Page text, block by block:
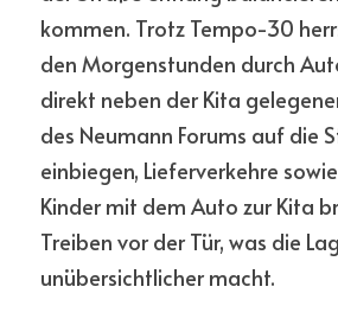
kommen. Trotz Tempo-30
den Morgenstunden durch
direkt neben der Kita
des Neumann Forums auf die
einbiegen, Lieferverkehre
Kinder mit dem Auto zur Kita
Treiben vor der Tür, was die
unübersichtlicher macht.